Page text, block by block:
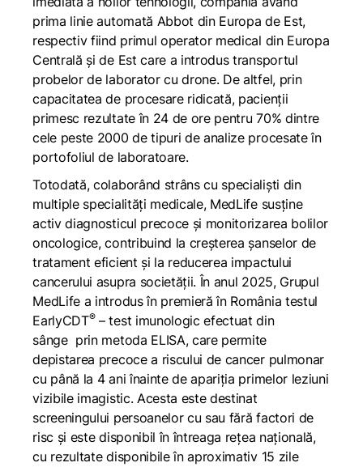
prima linie automată Abbot din Europa de Est,
respectiv fiind primul operator medical din Europa
Centrală și de Est care a introdus transportul
probelor de laborator cu drone. De altfel, prin
capacitatea de procesare ridicată, pacienții
primesc rezultate în 24 de ore pentru 70% dintre
cele peste 2000 de tipuri de analize procesate în
portofoliul de laboratoare.
Totodată, colaborând strâns cu specialiști din
multiple specialități medicale, MedLife susține
activ diagnosticul precoce și monitorizarea bolilor
oncologice, contribuind la creșterea șanselor de
tratament eficient și la reducerea impactului
cancerului asupra societății. În anul 2025, Grupul
MedLife a introdus în premieră în România testul
EarlyCDT®– test imunologic efectuat din
sânge prin metoda ELISA, care permite
depistarea precoce a riscului de cancer pulmonar
cu până la 4 ani înainte de apariția primelor leziuni
vizibile imagistic. Acesta este destinat
screeningului persoanelor cu sau fără factori de
risc și este disponibil în întreaga rețea națională,
cu rezultate disponibile în aproximativ 15 zile